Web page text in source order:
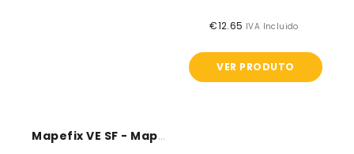
Mapefix VE SF - Mapei
Preço
€12.65 IVA Incluido
VER PRODUTO